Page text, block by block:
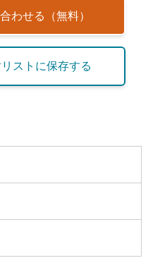
わせる（無料）
ストに保存する